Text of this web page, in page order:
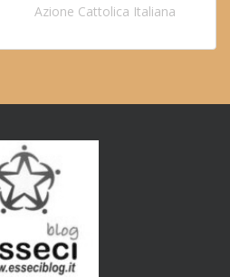
Azione Cattolica Italiana